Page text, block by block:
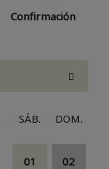
Confirmación
SÁB. DOM.
01 02